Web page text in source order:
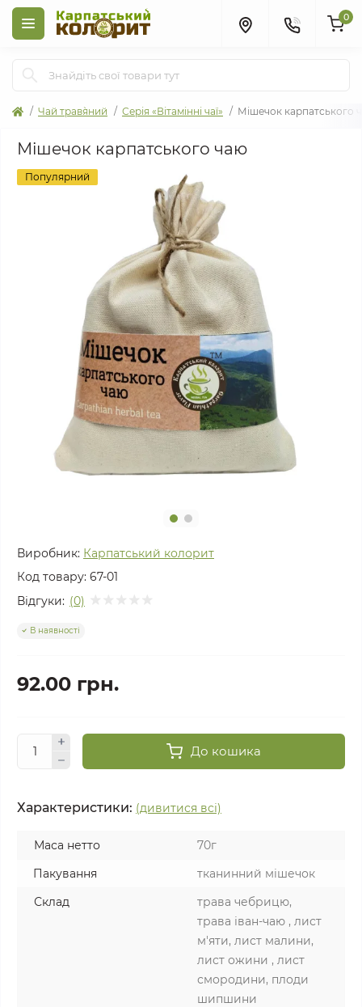
0
Чай трав`яний Серія «Вітамінні чаї» Мішечок карпатського
Мішечок карпатського чаю
Популярний
Виробник: Карпатський колорит
Код товару: 67-01
Відгуки: (0)
В наявності
92.00 грн.
До кошика
Характеристики: (дивитися всі)
Маса нетто
70г
Пакування
тканинний мішечок
Склад
трава чебрицю,
трава іван-чаю , лист
м'яти, лист малини,
лист ожини , лист
смородини, плоди
шипшини